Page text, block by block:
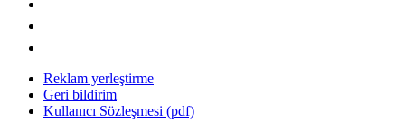
Reklam yerleştirme
Geri bildirim
Kullanıcı Sözleşmesi (pdf)